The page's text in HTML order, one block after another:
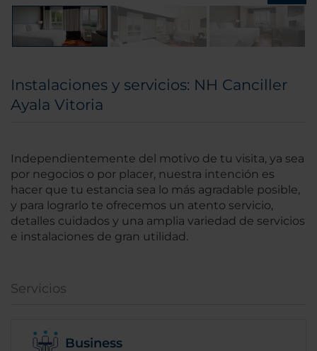
Instalaciones y servicios: NH Canciller
Ayala Vitoria
Independientemente del motivo de tu visita, ya sea
por negocios o por placer, nuestra intención es
hacer que tu estancia sea lo más agradable posible,
y para lograrlo te ofrecemos un atento servicio,
detalles cuidados y una amplia variedad de servicios
e instalaciones de gran utilidad.
Servicios
Business